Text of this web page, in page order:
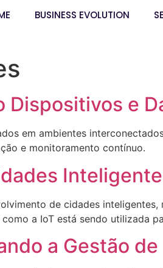
BUSINESS EVOLUTION
Dispositivos e
em ambientes
e monitoramento contínuo.
de cidades
a IoT está sendo utilizada
a Gestão